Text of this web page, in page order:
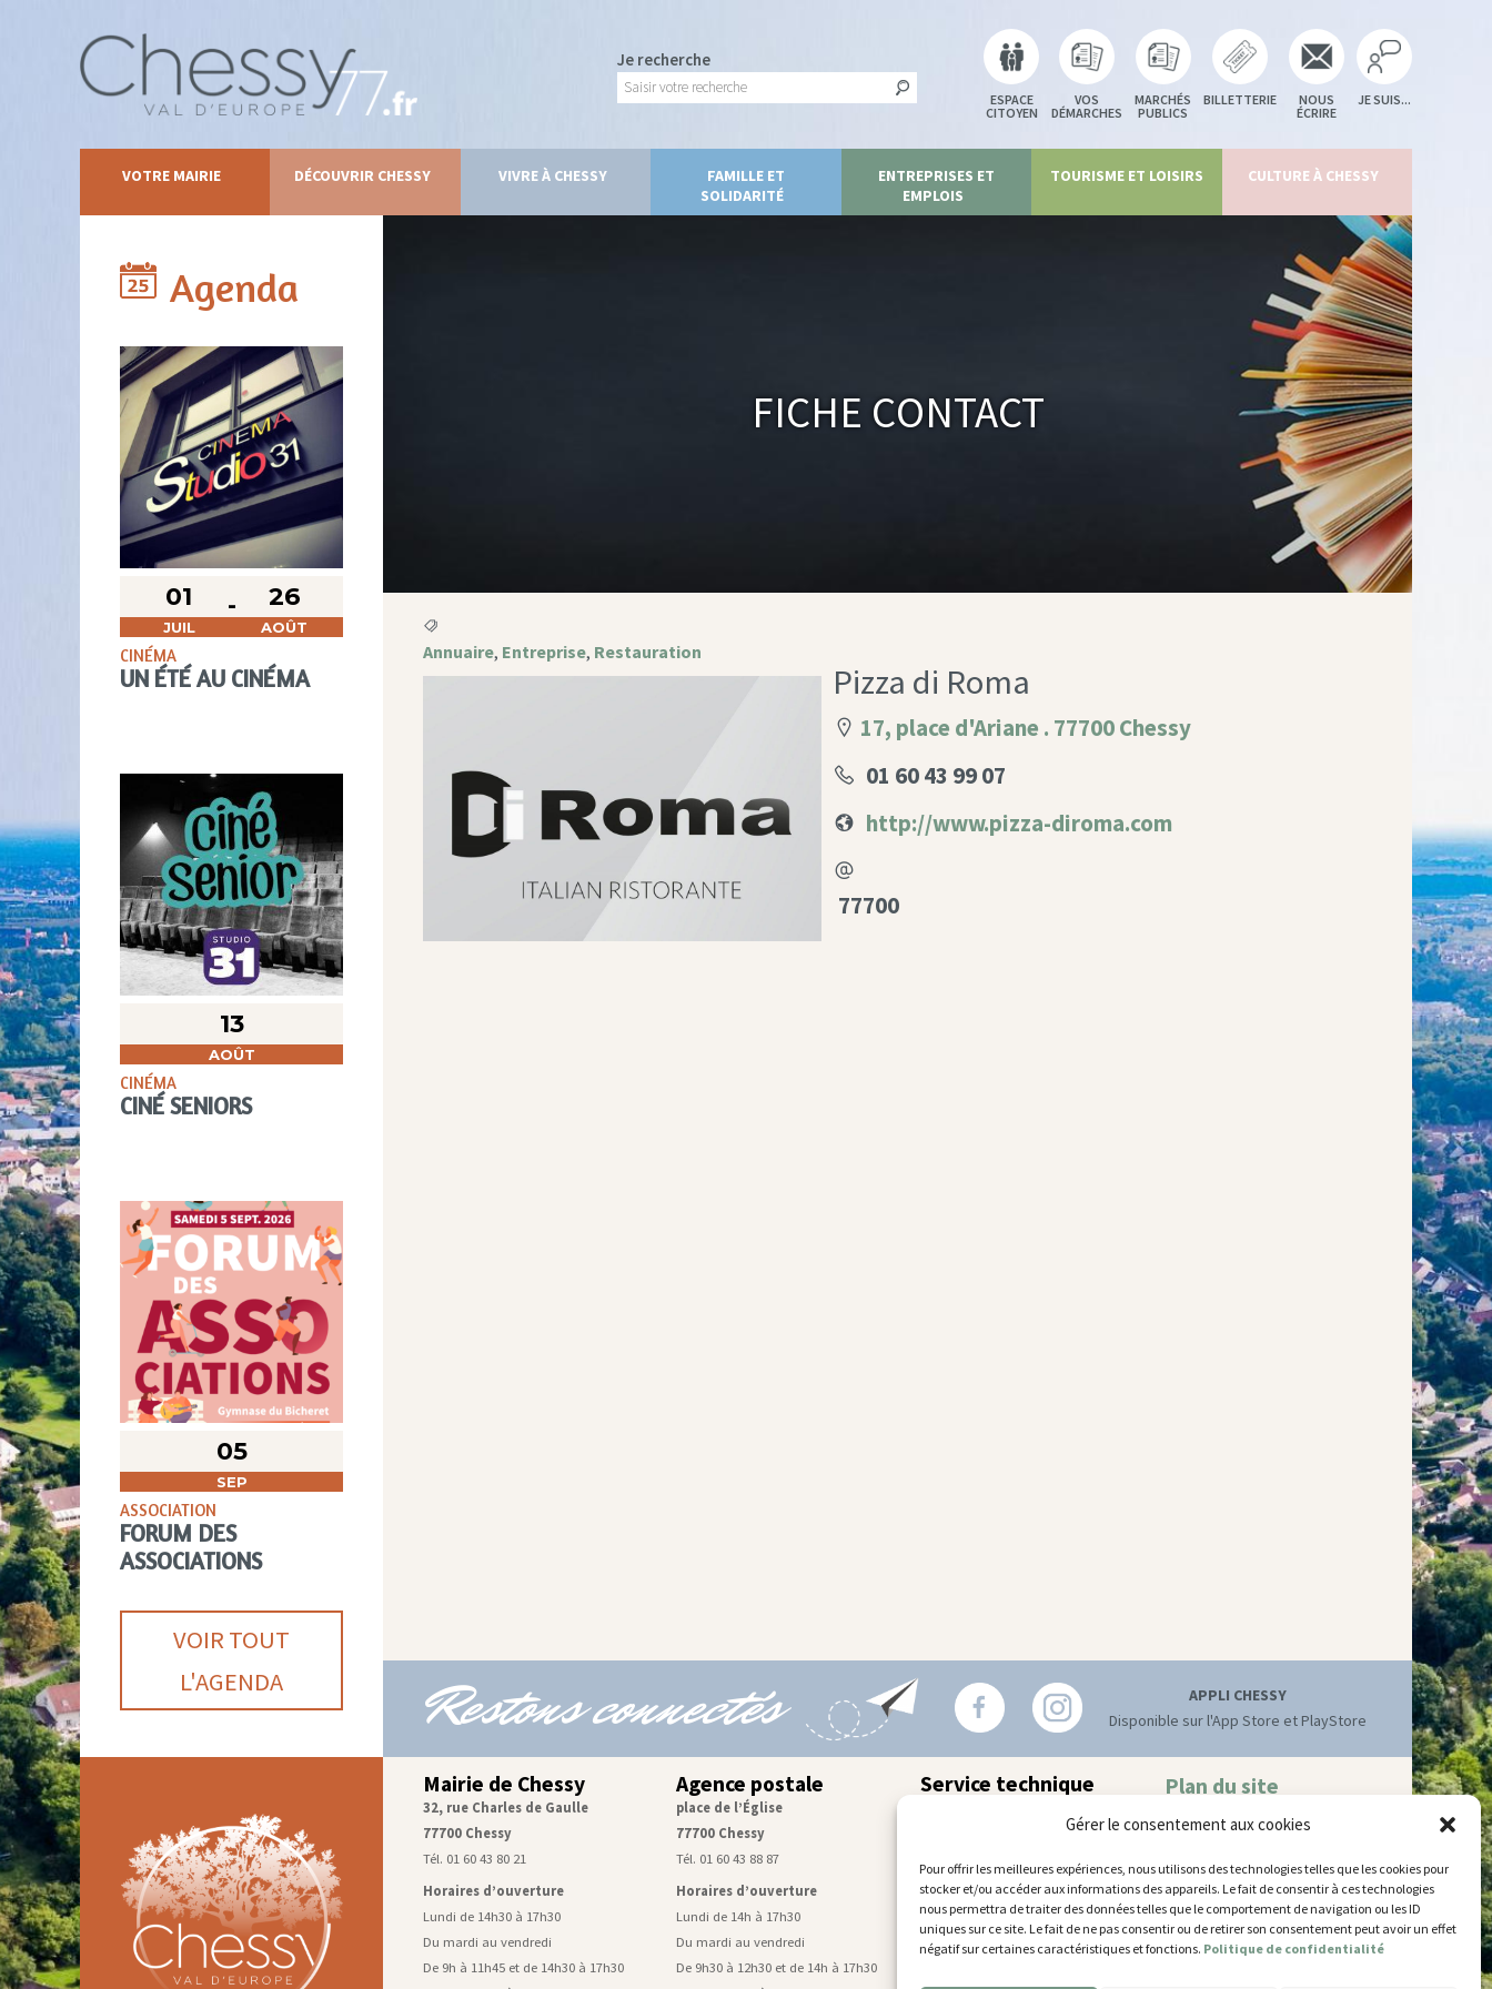
Gérer le consentement aux cookies
Pour offrir les meilleures expériences, nous utilisons des technologies telles que les cookies pour
stocker et/ou accéder aux informations des appareils. Le fait de consentir à ces technologies
nous permettra de traiter des données telles que le comportement de navigation ou les ID
uniques sur ce site. Le fait de ne pas consentir ou de retirer son consentement peut avoir un effet
négatif sur certaines caractéristiques et fonctions. Politique de confidentialité
Je recherche
ESPACE
CITOYEN
VOS
DÉMARCHES
MARCHÉS
PUBLICS
BILLETTERIE
NOUS
ÉCRIRE
JE SUIS...
VOTRE MAIRIE DÉCOUVRIR CHESSY VIVRE À CHESSY
FAMILLE ET
SOLIDARITÉ
ENTREPRISES ET
EMPLOIS
TOURISME ET LOISIRS CULTURE À CHESSY
Agenda
01
JUIL
26
AOÛT
CINÉMA
UN ÉTÉ AU CINÉMA
13
AOÛT
CINÉMA
CINÉ SENIORS
05
SEP
ASSOCIATION
FORUM DES
ASSOCIATIONS
VOIR TOUT
L'AGENDA
Fiche Contact
Annuaire, Entreprise, Restauration
Pizza di Roma
17, place d'Ariane . 77700 Chessy
01 60 43 99 07
http://www.pizza-diroma.com
77700
Restons connectés
APPLI CHESSY
Disponible sur l'App Store et PlayStore
Mairie de Chessy
32, rue Charles de Gaulle
77700 Chessy
Tél. 01 60 43 80 21
Horaires d’ouverture
Lundi de 14h30 à 17h30
Du mardi au vendredi
De 9h à 11h45 et de 14h30 à 17h30
Agence postale
place de l’Église
77700 Chessy
Tél. 01 60 43 88 87
Horaires d’ouverture
Lundi de 14h à 17h30
Du mardi au vendredi
De 9h30 à 12h30 et de 14h à 17h30
Service technique
77700 Chessy
Horaires d’ouverture
Lundi, mardi et jeudi
De 9h à 11h45 et de 14h30 à 17h30
Plan du site
Mentions légales
Accessibilité
Gestion des cookies